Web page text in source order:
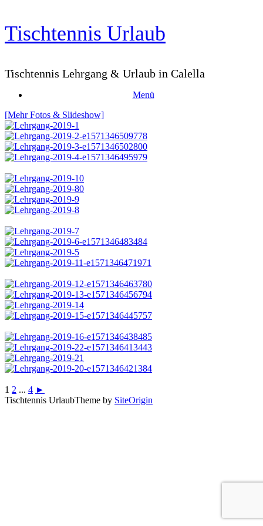
Zum
Inhalt
springen
Tischtennis Urlaub
Tischtennis Lehrgang & Urlaub in Calella
Menü
[Mehr Fotos & Slideshow]
1 2 ... 4 ►
Tischtennis UrlaubTheme by SiteOrigin